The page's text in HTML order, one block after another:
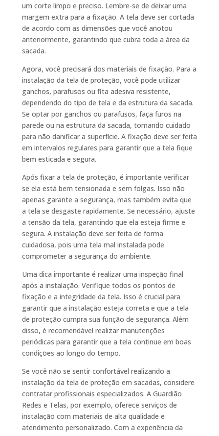
um corte limpo e preciso. Lembre-se de deixar uma
margem extra para a fixação. A tela deve ser cortada
de acordo com as dimensões que você anotou
anteriormente, garantindo que cubra toda a área da
sacada.
Agora, você precisará dos materiais de fixação. Para a
instalação da tela de proteção, você pode utilizar
ganchos, parafusos ou fita adesiva resistente,
dependendo do tipo de tela e da estrutura da sacada.
Se optar por ganchos ou parafusos, faça furos na
parede ou na estrutura da sacada, tomando cuidado
para não danificar a superfície. A fixação deve ser feita
em intervalos regulares para garantir que a tela fique
bem esticada e segura.
Após fixar a tela de proteção, é importante verificar
se ela está bem tensionada e sem folgas. Isso não
apenas garante a segurança, mas também evita que
a tela se desgaste rapidamente. Se necessário, ajuste
a tensão da tela, garantindo que ela esteja firme e
segura. A instalação deve ser feita de forma
cuidadosa, pois uma tela mal instalada pode
comprometer a segurança do ambiente.
Uma dica importante é realizar uma inspeção final
após a instalação. Verifique todos os pontos de
fixação e a integridade da tela. Isso é crucial para
garantir que a instalação esteja correta e que a tela
de proteção cumpra sua função de segurança. Além
disso, é recomendável realizar manutenções
periódicas para garantir que a tela continue em boas
condições ao longo do tempo.
Se você não se sentir confortável realizando a
instalação da tela de proteção em sacadas, considere
contratar profissionais especializados. A Guardião
Redes e Telas, por exemplo, oferece serviços de
instalação com materiais de alta qualidade e
atendimento personalizado. Com a experiência da